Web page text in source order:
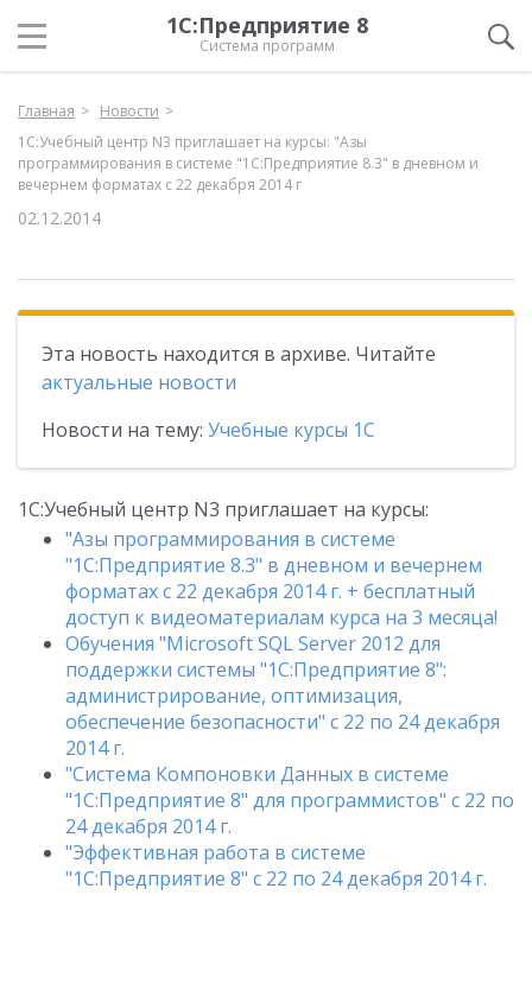
1С:Предприятие 8
Система программ
Главная
Новости
1С:Учебный центр N3 приглашает на курсы: "Азы
программирования в системе "1С:Предприятие 8.3" в дневном и
вечернем форматах с 22 декабря 2014 г
02.12.2014
Эта новость находится в архиве. Читайте
актуальные новости
Новости на тему: Учебные курсы 1С
1С:Учебный центр N3 приглашает на курсы:
"Азы программирования в системе
"1С:Предприятие 8.3" в дневном и вечернем
форматах с 22 декабря 2014 г. + бесплатный
доступ к видеоматериалам курса на 3 месяца!
Обучения "Microsoft SQL Server 2012 для
поддержки системы "1С:Предприятие 8":
администрирование, оптимизация,
обеспечение безопасности" с 22 по 24 декабря
2014 г.
"Система Компоновки Данных в системе
"1С:Предприятие 8" для программистов" с 22 по
24 декабря 2014 г.
"Эффективная работа в системе
"1С:Предприятие 8" с 22 по 24 декабря 2014 г.